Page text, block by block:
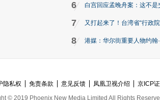
6 白宫回应孟晚舟案：这不是
7 又打起来了！台湾省“行政
8 港媒：华尔街重要人物约翰
隐私权 免责条款 意见反馈 凤凰卫视介绍 京ICP
© 2019 Phoenix New Media Limited All Rights